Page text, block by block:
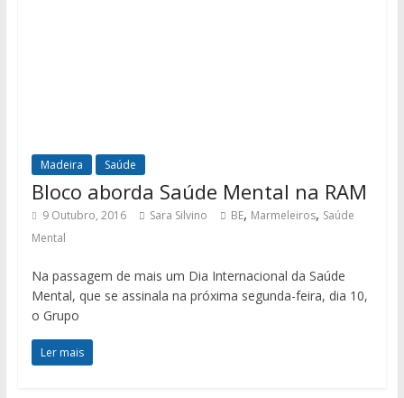
Madeira Saúde
Bloco aborda Saúde Mental na RAM
9 Outubro, 2016 Sara Silvino BE, Marmeleiros, Saúde
Mental
Na passagem de mais um Dia Internacional da Saúde
Mental, que se assinala na próxima segunda-feira, dia 10,
o Grupo
Ler mais